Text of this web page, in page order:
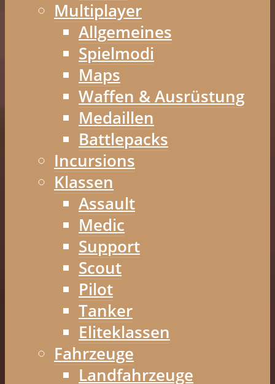
Multiplayer
Allgemeines
Spielmodi
Maps
Waffen & Ausrüstung
Medaillen
Battlepacks
Incursions
Klassen
Assault
Medic
Support
Scout
Pilot
Tanker
Eliteklassen
Fahrzeuge
Landfahrzeuge